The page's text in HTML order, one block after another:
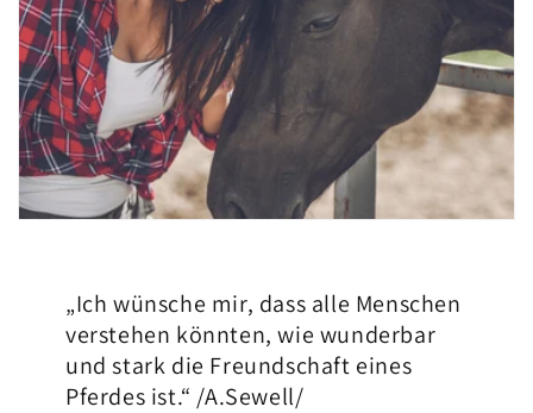
„Ich wünsche mir, dass alle Menschen
verstehen könnten, wie wunderbar
und stark die Freundschaft eines
Pferdes ist.“ /A.Sewell/